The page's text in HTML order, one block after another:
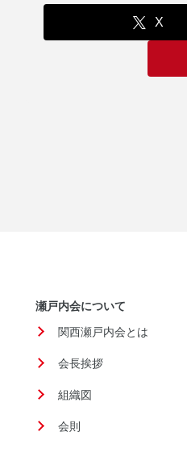
X
瀬戸内会について
関西瀬戸内会とは
会長挨拶
組織図
会則